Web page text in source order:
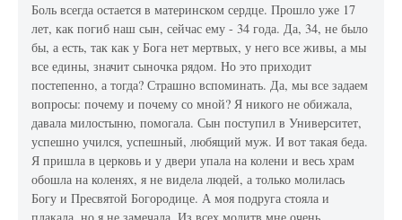
Боль всегда остается в материнском сердце. Прошло уже 17
лет, как погиб наш сын, сейчас ему - 34 года. Да, 34, не было
бы, а есть, так как у Бога нет мертвых, у него все живы, а мы
все едины, значит сыночка рядом. Но это приходит
постепенно, а тогда? Страшно вспоминать. Да, мы все задаем
вопросы: почему и почему со мной? Я никого не обижала,
давала милостыню, помогала. Сын поступил в Университет,
успешно учился, успешный, любящий муж. И вот такая беда.
Я пришла в церковь и у двери упала на колени и весь храм
обошла на коленях, я не видела людей, а только молилась
Богу и Пресвятой Богородице. А моя подруга стояла и